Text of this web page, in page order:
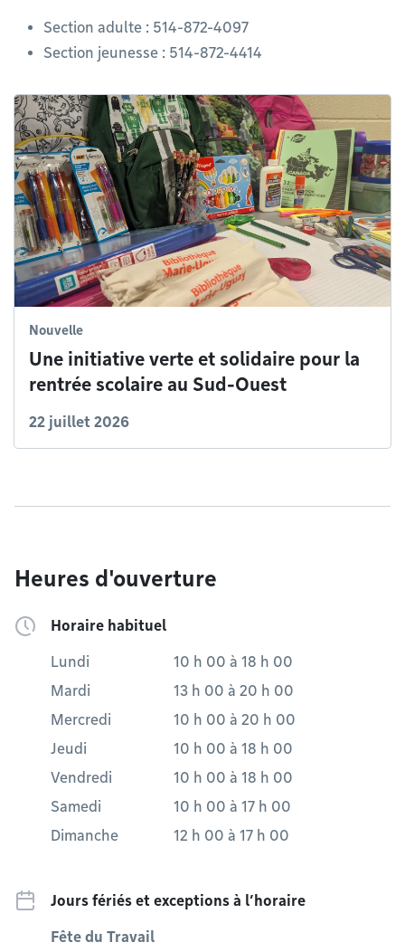
Section adulte : 514-872-4097
Section jeunesse : 514-872-4414
Nouvelle
Une initiative verte et solidaire pour la
rentrée scolaire au Sud-Ouest
22 juillet 2026
Heures d'ouverture
Horaire habituel
Lundi 10 h 00 à 18 h 00
Mardi
13 h 00 à 20 h 00
Mercredi
10 h 00 à 20 h 00
Jeudi
10 h 00 à 18 h 00
Vendredi
10 h 00 à 18 h 00
Samedi
10 h 00 à 17 h 00
Dimanche
12 h 00 à 17 h 00
Jours fériés et exceptions à l’horaire
Fête du Travail